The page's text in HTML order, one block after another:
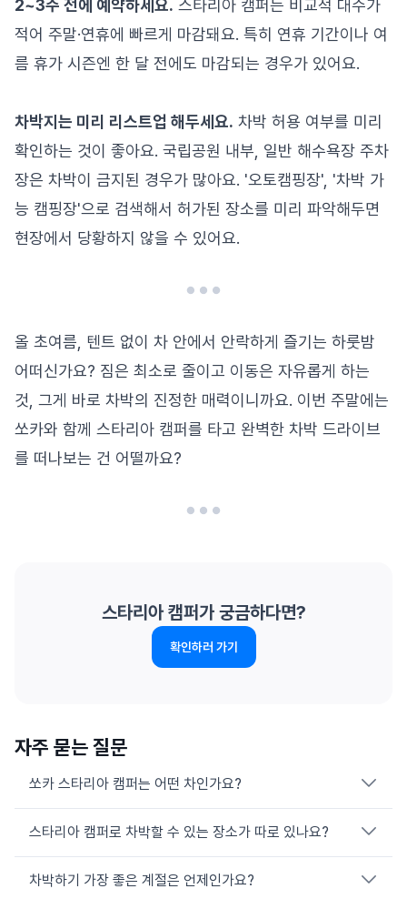
2~3주 전에 예약하세요. 스타리아 캠퍼는 비교적 대수가
적어 주말·연휴에 빠르게 마감돼요. 특히 연휴 기간이나 여
름 휴가 시즌엔 한 달 전에도 마감되는 경우가 있어요.
차박지는 미리 리스트업 해두세요. 차박 허용 여부를 미리
확인하는 것이 좋아요. 국립공원 내부, 일반 해수욕장 주차
장은 차박이 금지된 경우가 많아요. '오토캠핑장', '차박 가
능 캠핑장'으로 검색해서 허가된 장소를 미리 파악해두면
현장에서 당황하지 않을 수 있어요.
올 초여름, 텐트 없이 차 안에서 안락하게 즐기는 하룻밤
어떠신가요? 짐은 최소로 줄이고 이동은 자유롭게 하는
것, 그게 바로 차박의 진정한 매력이니까요. 이번 주말에는
쏘카와 함께 스타리아 캠퍼를 타고 완벽한 차박 드라이브
를 떠나보는 건 어떨까요?
스타리아 캠퍼가 궁금하다면?
확인하러 가기
자주 묻는 질문
쏘카 스타리아 캠퍼는 어떤 차인가요?
스타리아 캠퍼 4는 4인승 본격 캠핑카로 36L 냉장고, 슬라이드
현재 쏘카에서 예약 가능한 캠퍼 차종은 캠퍼 4 단일 모델이에요.
단, 싱크대와 급수 설비는 위생·안전 이유로 봉인 처리되어 사용이
스타리아 캠퍼로 차박할 수 있는 장소가 따로 있나요?
지정된 차박 캠핑장, 오토캠핑장, 해수욕장 주차장 등에서 차박이
차박하기 가장 좋은 계절은 언제인가요?